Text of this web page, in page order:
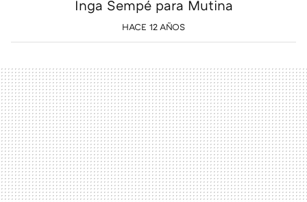
Inga Sempé para Mutina
HACE 12 AÑOS